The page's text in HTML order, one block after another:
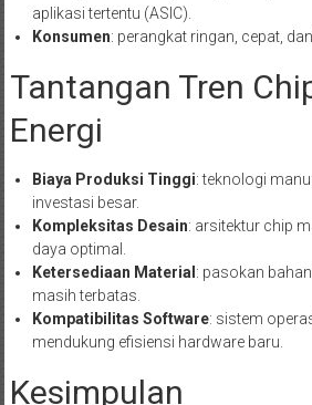
aplikasi tertentu (ASIC).
Konsumen: perangkat ringan, cepat,
Tantangan Tren
Energi
Biaya Produksi Tinggi: teknologi
investasi besar.
Kompleksitas Desain: arsitektur chip
daya optimal.
Ketersediaan Material : pasokan
masih terbatas.
Kompatibilitas Software: sistem
mendukung efisiensi hardware baru.
Kesimpulan